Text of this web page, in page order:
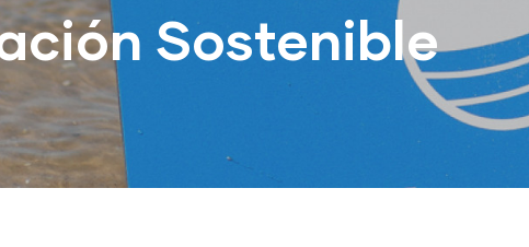
Sostenible